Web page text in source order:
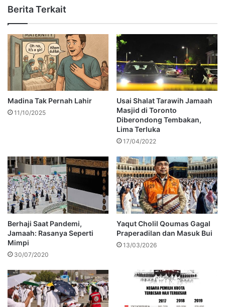
Berita Terkait
Madina Tak Pernah Lahir
11/10/2025
Usai Shalat Tarawih Jamaah
Masjid di Toronto
Diberondong Tembakan,
Lima Terluka
17/04/2022
Berhaji Saat Pandemi,
Jamaah: Rasanya Seperti
Mimpi
30/07/2020
Yaqut Cholil Qoumas Gagal
Praperadilan dan Masuk Bui
13/03/2026